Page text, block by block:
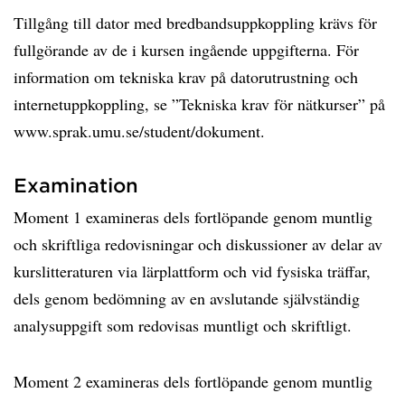
Tillgång till dator med bredbandsuppkoppling krävs för
fullgörande av de i kursen ingående uppgifterna. För
information om tekniska krav på datorutrustning och
internetuppkoppling, se ”Tekniska krav för nätkurser” på
www.sprak.umu.se/student/dokument.
Examination
Moment 1 examineras dels fortlöpande genom muntlig
och skriftliga redovisningar och diskussioner av delar av
kurslitteraturen via lärplattform och vid fysiska träffar,
dels genom bedömning av en avslutande självständig
analysuppgift som redovisas muntligt och skriftligt.
Moment 2 examineras dels fortlöpande genom muntlig